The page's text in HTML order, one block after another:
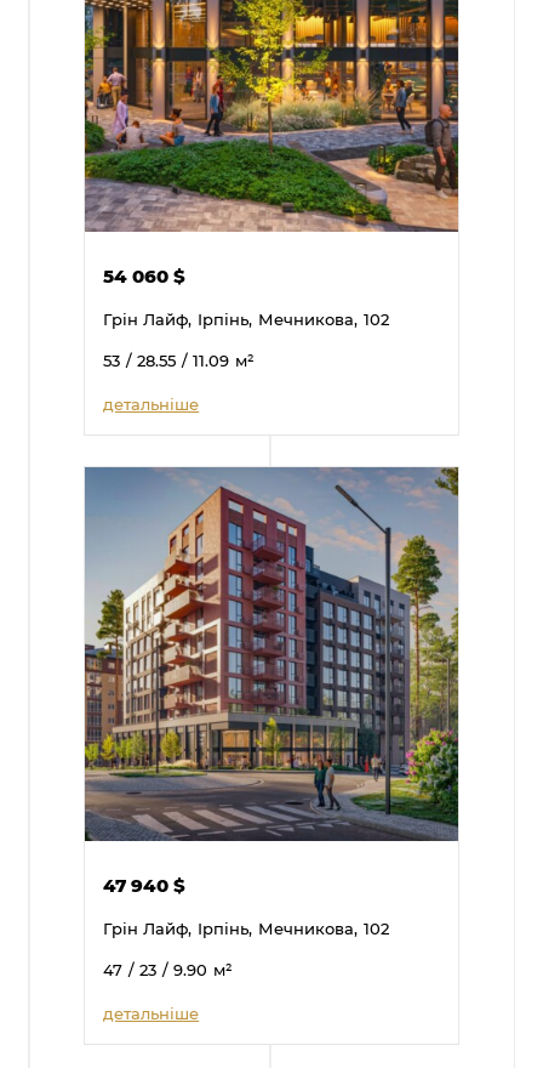
54 060$
Грін Лайф, Ірпінь, Мечникова, 102
53 / 28.55 / 11.09 м²
детальніше
47 940$
Грін Лайф, Ірпінь, Мечникова, 102
47 / 23 / 9.90 м²
детальніше